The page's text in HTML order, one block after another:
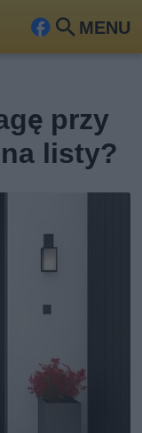
MENU
Fa Szu
przy
listy?